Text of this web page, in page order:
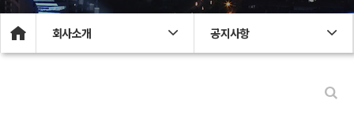
회사소개 공지사항